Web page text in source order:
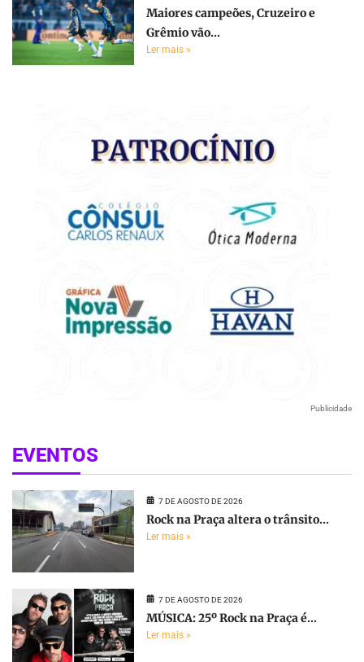
Maiores campeões, Cruzeiro e
Grêmio vão...
Ler mais »
Publicidade
EVENTOS
7 DE AGOSTO DE 2026
Rock na Praça altera o trânsito...
Ler mais »
7 DE AGOSTO DE 2026
MÚSICA: 25º Rock na Praça é...
Ler mais »